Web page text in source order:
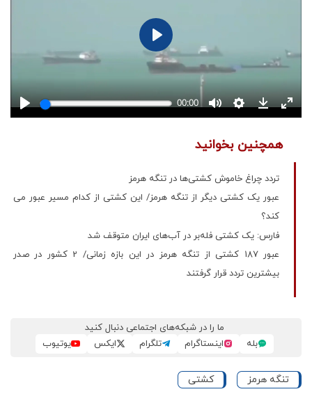
همچنین بخوانید
تردد چراغ خاموش کشتی‌ها در تنگه هرمز
عبور یک کشتی دیگر از تنگه هرمز/ این کشتی از کدام مسیر عبور می
کند؟
فارس: یک کشتی فله‌بر در آب‌های ایران متوقف شد
عبور 187 کشتی از تنگه هرمز در این بازه زمانی/ 2 کشور در صدر
بیشترین تردد قرار گرفتند
ما را در شبکه‌های اجتماعی دنبال کنید
بله
اینستاگرام تلگرام ایکس یوتیوب
تنگه هرمز کشتی